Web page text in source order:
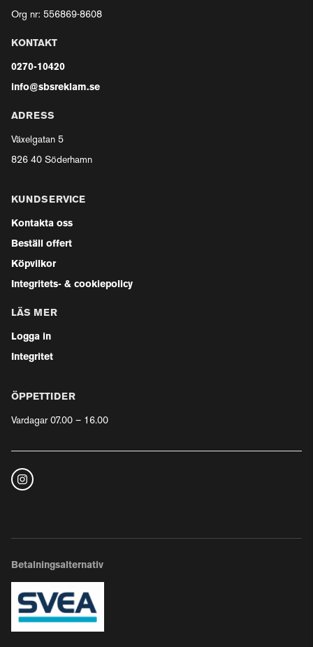
Org nr: 556869-8608
KONTAKT
0270-10420
info@sbsreklam.se
ADRESS
Växelgatan 5
826 40 Söderhamn
KUNDSERVICE
Kontakta oss
Beställ offert
Köpvilkor
Integritets- & cookiepolicy
LÄS MER
Logga in
Integritet
ÖPPETTIDER
Vardagar 07.00 – 16.00
Betalningsalternativ